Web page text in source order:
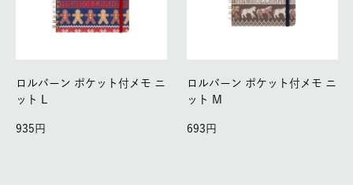
ロルバーン ポケット付メモ ニ
ット L
935
ロルバーン ポケット付メモ ニ
ット M
693